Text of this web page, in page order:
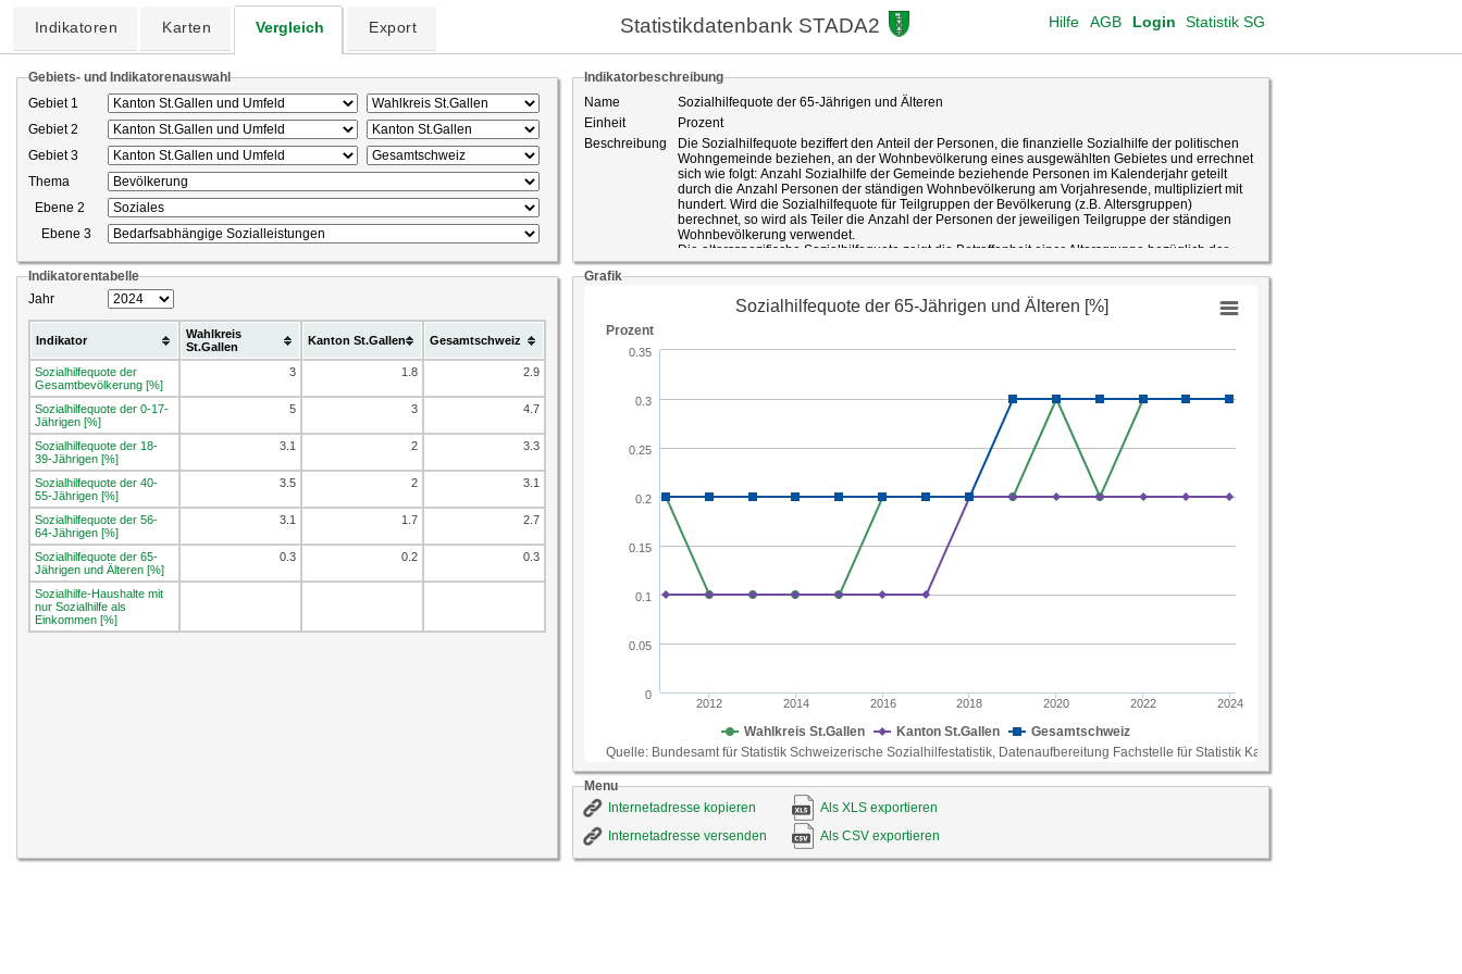
Indikatoren Karten Vergleich Export Statistikdatenbank STADA2 Login Statistik SG
AGB
Hilfe
Gebiets- und Indikatorenauswahl
Gebiet 1
Gebiet 2
Gebiet 3
Thema
Ebene 2
Ebene 3
Indikatorentabelle
Jahr
Indikator
Wahlkreis
St.Gallen
Kanton St.Gallen Gesamtschweiz
Sozialhilfequote der
Gesamtbevölkerung [%]
3 1.8 2.9
Sozialhilfequote der 0-17-
Jährigen [%]
5 3 4.7
Sozialhilfequote der 18-
39-Jährigen [%]
3.1 2 3.3
Sozialhilfequote der 40-
55-Jährigen [%]
3.5 2 3.1
Sozialhilfequote der 56-
64-Jährigen [%]
3.1 1.7 2.7
Sozialhilfequote der 65-
Jährigen und Älteren [%]
0.3 0.2 0.3
Sozialhilfe-Haushalte mit
nur Sozialhilfe als
Einkommen [%]
Indikatorbeschreibung
Name
Sozialhilfequote der 65-Jährigen und Älteren
Einheit
Prozent
Beschreibung
Die Sozialhilfequote beziffert den Anteil der Personen, die finanzielle Sozialhilfe der politischen
Wohngemeinde beziehen, an der Wohnbevölkerung eines ausgewählten Gebietes und errechnet
sich wie folgt: Anzahl Sozialhilfe der Gemeinde beziehende Personen im Kalenderjahr geteilt
durch die Anzahl Personen der ständigen Wohnbevölkerung am Vorjahresende, multipliziert mit
hundert. Wird die Sozialhilfequote für Teilgruppen der Bevölkerung (z.B. Altersgruppen)
berechnet, so wird als Teiler die Anzahl der Personen der jeweiligen Teilgruppe der ständigen
Wohnbevölkerung verwendet.
Die altersspezifische Sozialhilfequote zeigt die Betroffenheit einer Altersgruppe bezüglich der
bekämpften Armut.
Bundesamt für Statistik Schweizerische Sozialhilfestatistik, Datenaufbereitung Fachstelle für
Grafik
Menu
Internetadresse kopieren
Als XLS exportieren
Internetadresse versenden
Als CSV exportieren